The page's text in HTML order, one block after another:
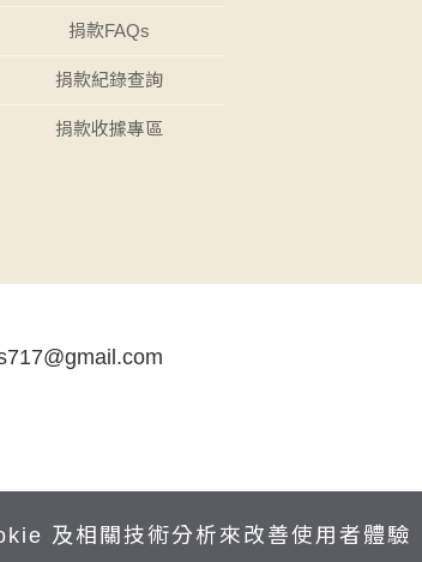
捐款FAQs
捐款紀錄查詢
捐款收據專區
及相關技術分析來改善使用者體驗